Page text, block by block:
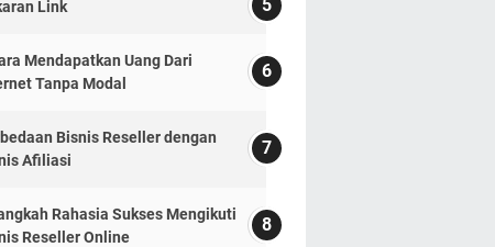
Link
Mendapatkan Uang Dari
Tanpa Modal
Bisnis Reseller dengan
Afiliasi
Rahasia Sukses Mengikuti
Reseller Online